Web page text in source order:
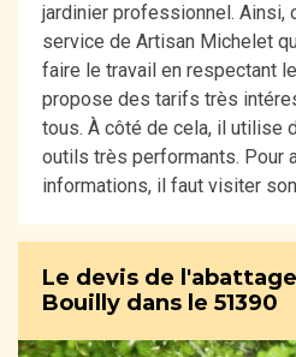
jardinier professionnel. Ainsi,
service de Artisan Michelet
faire le travail en respectant
propose des tarifs très
tous. À côté de cela, il utilise
outils très performants. Pour
informations, il faut visiter
Le devis de
Bouilly dans le 51390